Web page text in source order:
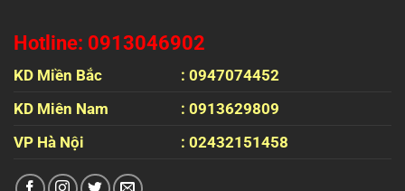
Hotline: 0913046902
KD Miền Bắc
: 0947074452
KD Miên Nam
: 0913629809
VP Hà Nội
: 02432151458